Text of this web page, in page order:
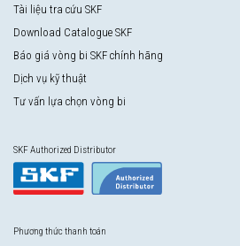
Tài liệu tra cứu SKF
Download Catalogue SKF
Báo giá vòng bi SKF chính hãng
Dịch vụ kỹ thuật
Tư vấn lựa chọn vòng bi
SKF Authorized Distributor
Phương thức thanh toán